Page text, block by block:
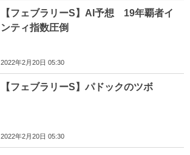
【フェブラリーS】AI予想 19年覇者イ
ンティ指数圧倒
2022年2月20日 05:30
【フェブラリーS】パドックのツボ
2022年2月20日 05:30